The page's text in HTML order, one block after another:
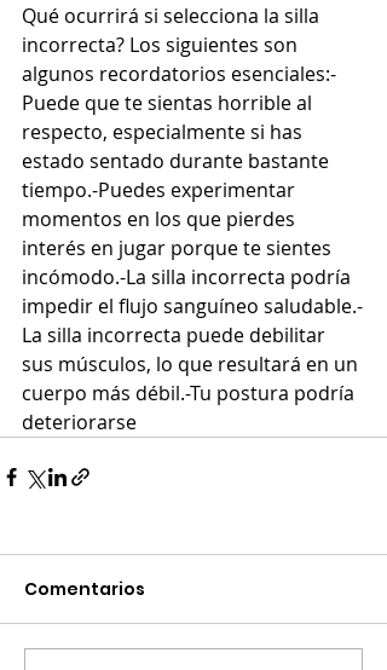
Qué ocurrirá si selecciona la silla
incorrecta? Los siguientes son
algunos recordatorios esenciales:-
Puede que te sientas horrible al
respecto, especialmente si has
estado sentado durante bastante
tiempo.-Puedes experimentar
momentos en los que pierdes
interés en jugar porque te sientes
incómodo.-La silla incorrecta podría
impedir el flujo sanguíneo saludable.-
La silla incorrecta puede debilitar
sus músculos, lo que resultará en un
cuerpo más débil.-Tu postura podría
deteriorarse
Comentarios